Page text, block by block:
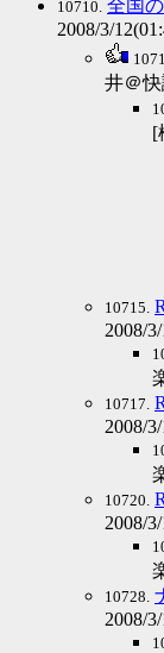
10710. 全国
2008/3/
井＠快
[
10715.
2008/
10717.
2008/
10720.
2008/
10728.
2008/